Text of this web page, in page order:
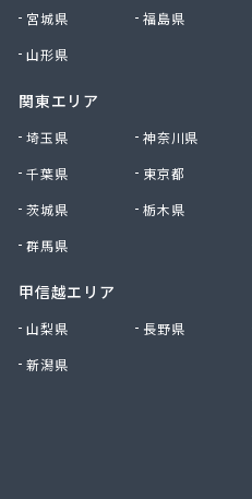
吉原肥料店
吉川住設
吉田石油店
久新商店
久保商店
宮内商店
橋商店
玉造ガス協同組合
錦織商事(株)
宮城県
福島県
山形県
関東エリア
埼玉県
神奈川県
千葉県
東京都
茨城県
栃木県
群馬県
甲信越エリア
山梨県
長野県
新潟県